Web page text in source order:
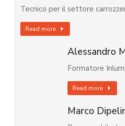
Tecnico per il settore
Read more
Alessandro
Formatore
Read more
Marco